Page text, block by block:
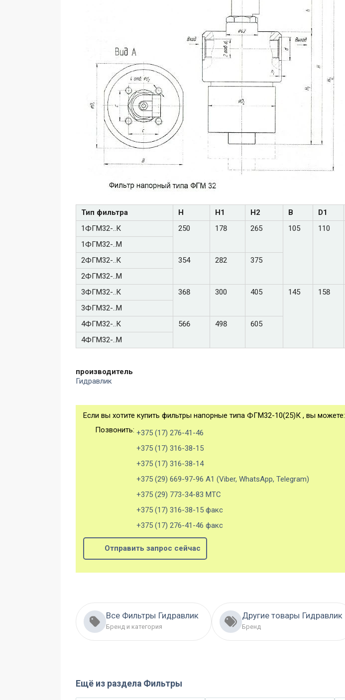
Тип фильтра Н Н1 Н2 В D1
1ФГМ32-..К
250 178 265 105 110
1ФГМ32-..М
2ФГМ32-..К
354 282 375
2ФГМ32-..М
3ФГМ32-..К
368 300 405 145 158
3ФГМ32-..М
4ФГМ32-..К
566 498 605
4ФГМ32-..М
производитель
Гидравлик
Если вы хотите купить фильтры напорные типа ФГМ32-10(25)К , вы можете:
Позвонить: +375 (17) 276-41-46
+375 (17) 316-38-15
+375 (17) 316-38-14
+375 (29) 669-97-96 А1 (Viber, WhatsApp, Telegram)
+375 (29) 773-34-83 МТС
+375 (17) 316-38-15 факс
+375 (17) 276-41-46 факс
Отправить запрос сейчас
Все Фильтры Гидравлик
Бренд и категория
Другие товары Гидравлик
Бренд
Ещё из раздела Фильтры